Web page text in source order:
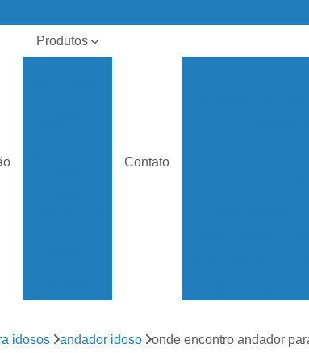
Produtos
Contato
Cadeira de
idosos andador idoso onde encontro andador